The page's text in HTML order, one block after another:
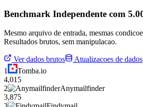
Benchmark Independente com
Mesmo arquivo de entrada, mesmas
Resultados brutos, sem manipulacao.
Ver dados brutos Atualizacoes de dados
1
Tomba.io
4,015
2
Anymailfinder
3,875